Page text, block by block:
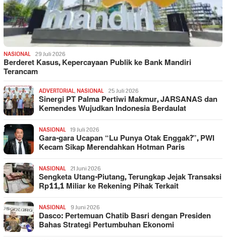
NASIONAL 29 Juli 2026
Berderet Kasus, Kepercayaan Publik ke Bank Mandiri
Terancam
ADVERTORIAL, NASIONAL 25 Juli 2026
Sinergi PT Palma Pertiwi Makmur, JARSANAS dan
Kemendes Wujudkan Indonesia Berdaulat
NASIONAL 19 Juli 2026
Gara-gara Ucapan “Lu Punya Otak Enggak?”, PWI
Kecam Sikap Merendahkan Hotman Paris
NASIONAL 21 Juni 2026
Sengketa Utang-Piutang, Terungkap Jejak Transaksi
Rp11,1 Miliar ke Rekening Pihak Terkait
NASIONAL 9 Juni 2026
Dasco: Pertemuan Chatib Basri dengan Presiden
Bahas Strategi Pertumbuhan Ekonomi